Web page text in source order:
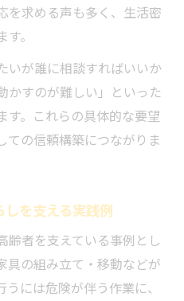
を求める声も多く、生活密
。
いが誰に相談すればいいか
かすのが難しい」といった
す。これらの具体的な要望
ての信頼構築につながりま
を支える実践例
齢者を支えている事例とし
具の組み立て・移動などが
には危険が伴う作業に、